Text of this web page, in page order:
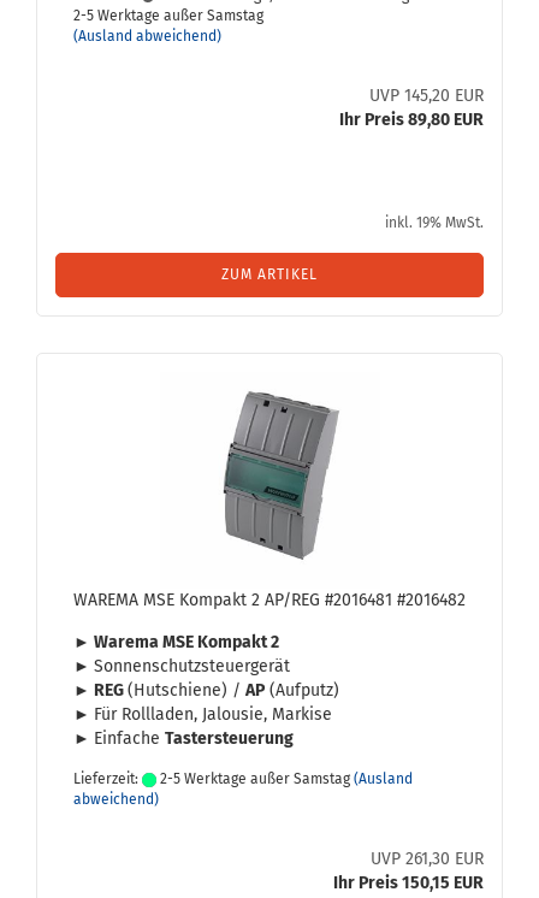
2-5 Werktage außer Samstag
(Ausland abweichend)
UVP 145,20 EUR
Ihr Preis 89,80 EUR
inkl. 19% MwSt.
ZUM ARTIKEL
WA­RE­MA MSE Kom­pakt 2 AP/REG #2016481 #2016482
► Wa­re­ma MSE Kom­pakt 2
► Son­nen­schutz­steu­er­ge­rät
► REG(Hut­schie­ne) / AP (Auf­putz)
► Für Roll­la­den, Ja­lou­sie, Mar­ki­se
► Ein­fa­che Tas­ter­steue­rung
Lieferzeit: 2-5 Werktage außer Samstag (Ausland
abweichend)
UVP 261,30 EUR
Ihr Preis 150,15 EUR